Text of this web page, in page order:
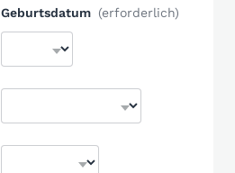
Geburtsdatum (erforderlich)